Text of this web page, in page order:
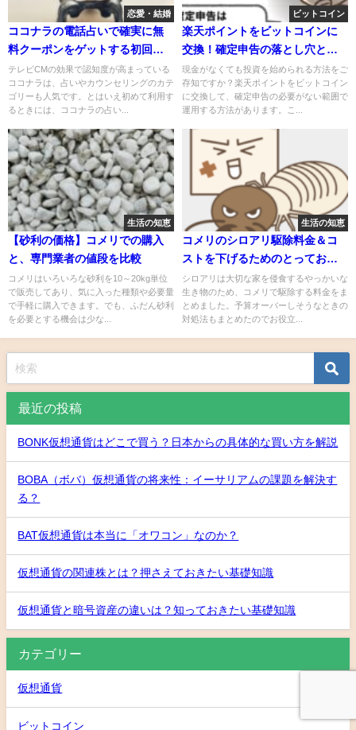
恋愛・結婚
ココナラの電話占いで確実に無
料クーポンをゲットする初回登
録の順番
テレビCMの効果で認知度が高まっている
ココナラは、占いやカウンセリングのカテ
ゴリーも人気です。とはいえ初めて利用す
るときには、ココナラの占い...
ビットコイン
楽天ポイントをビットコインに
交換！確定申告の落とし穴と対
策まとめ
現金がなくても投資を始められる方法をご
存知ですか？楽天ポイントをビットコイン
に交換して、確定申告の必要がない範囲で
運用する方法があります。こ...
生活の知恵
【砂利の価格】コメリでの購入
と、専門業者の値段を比較
コメリはいろいろな砂利を10～20kg単位
で販売してあり、気に入った種類や必要量
で手軽に購入できます。でも、ふだん砂利
を必要とする機会は少な...
生活の知恵
コメリのシロアリ駆除料金＆コ
ストを下げるためのとっておき
の方法
シロアリは大切な家を侵食するやっかいな
生き物のため、コメリで駆除する料金をま
とめました。予算オーバーしそうなときの
対処法もまとめたのでお役立...
最近の投稿
BONK仮想通貨はどこで買う？日本からの具体的な買い方を解説
BOBA（ボバ）仮想通貨の将来性：イーサリアムの課題を解決す
る？
BAT仮想通貨は本当に「オワコン」なのか？
仮想通貨の関連株とは？押さえておきたい基礎知識
仮想通貨と暗号資産の違いは？知っておきたい基礎知識
カテゴリー
仮想通貨
ビットコイン